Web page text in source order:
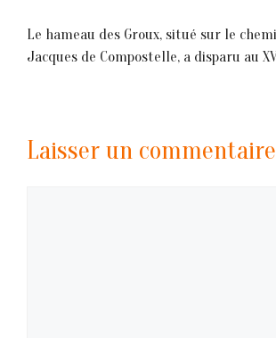
Le hameau des Groux, situé sur le
Jacques de Compostelle, a disparu au
Laisser un commentaire